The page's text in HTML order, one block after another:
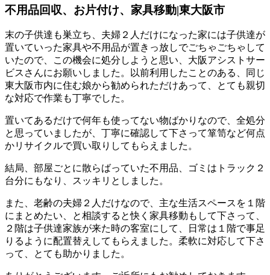
不用品回収、お片付け、家具移動|東大阪市
末の子供達も巣立ち、夫婦２人だけになった家には子供達が
置いていった家具や不用品が置きっ放しでごちゃごちゃして
いたので、この機会に処分しようと思い、大阪アシストサー
ビスさんにお願いしました。以前利用したことのある、同じ
東大阪市内に住む娘から勧められただけあって、とても親切
な対応で作業も丁寧でした。
置いてあるだけで何年も使ってない物ばかりなので、全処分
と思っていましたが、丁寧に確認して下さって箪笥など何点
かリサイクルで買い取りしてもらえました。
結局、部屋ごとに散らばっていた不用品、ゴミはトラック２
台分にもなり、スッキリとしました。
また、老齢の夫婦２人だけなので、主な生活スペースを１階
にまとめたい、と相談すると快く家具移動もして下さって、
２階は子供達家族が来た時の客室にして、日常は１階で事足
りるように配置替えしてもらえました。柔軟に対応して下さ
って、とても助かりました。